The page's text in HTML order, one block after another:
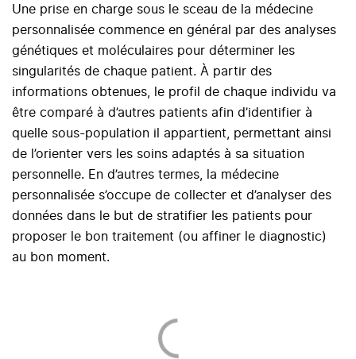
Une prise en charge sous le sceau de la médecine
personnalisée commence en général par des analyses
génétiques et moléculaires pour déterminer les
singularités de chaque patient. À partir des
informations obtenues, le profil de chaque individu va
être comparé à d’autres patients afin d’identifier à
quelle sous-population il appartient, permettant ainsi
de l’orienter vers les soins adaptés à sa situation
personnelle. En d’autres termes, la médecine
personnalisée s’occupe de collecter et d’analyser des
données dans le but de stratifier les patients pour
proposer le bon traitement (ou affiner le diagnostic)
au bon moment.